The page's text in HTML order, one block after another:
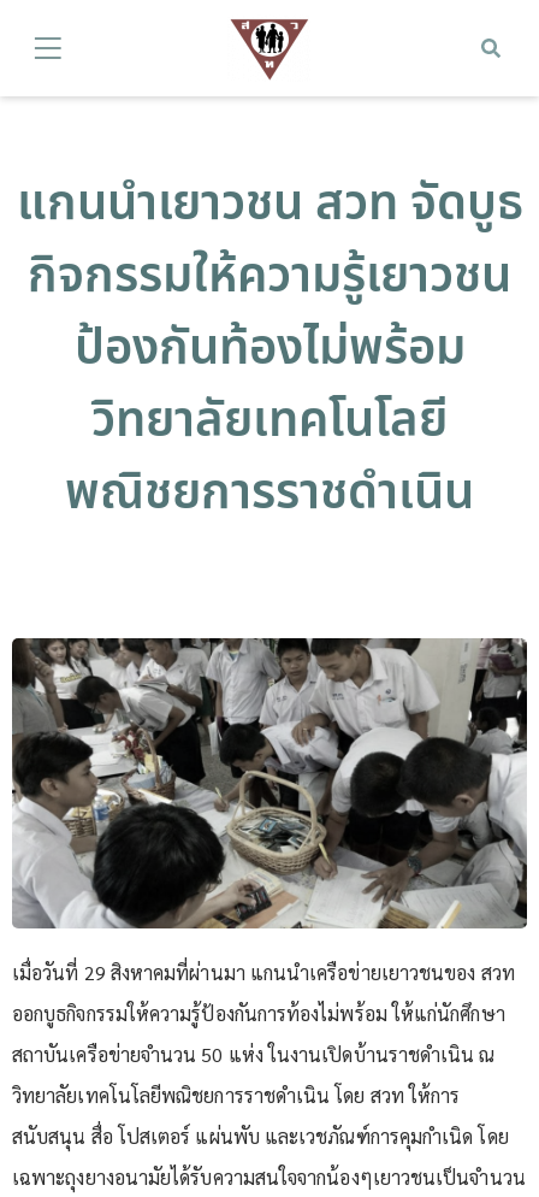
แกนนำเยาวชน สวท จัดบูธ
กิจกรรมให้ความรู้เยาวชน
ป้องกันท้องไม่พร้อม
วิทยาลัยเทคโนโลยี
พณิชยการราชดำเนิน
เมื่อวันที่ 29 สิงหาคมที่ผ่านมา แกนนำเครือข่ายเยาวชนของ สวท
ออกบูธกิจกรรมให้ความรู้ป้องกันการท้องไม่พร้อม ให้แก่นักศึกษา
สถาบันเครือข่ายจำนวน 50 แห่ง ในงานเปิดบ้านราชดำเนิน ณ
วิทยาลัยเทคโนโลยีพณิชยการราชดำเนิน โดย สวท ให้การ
สนับสนุน สื่อ โปสเตอร์ แผ่นพับ และเวชภัณฑ์การคุมกำเนิด โดย
เฉพาะถุงยางอนามัยได้รับความสนใจจากน้องๆเยาวชนเป็นจำนวน